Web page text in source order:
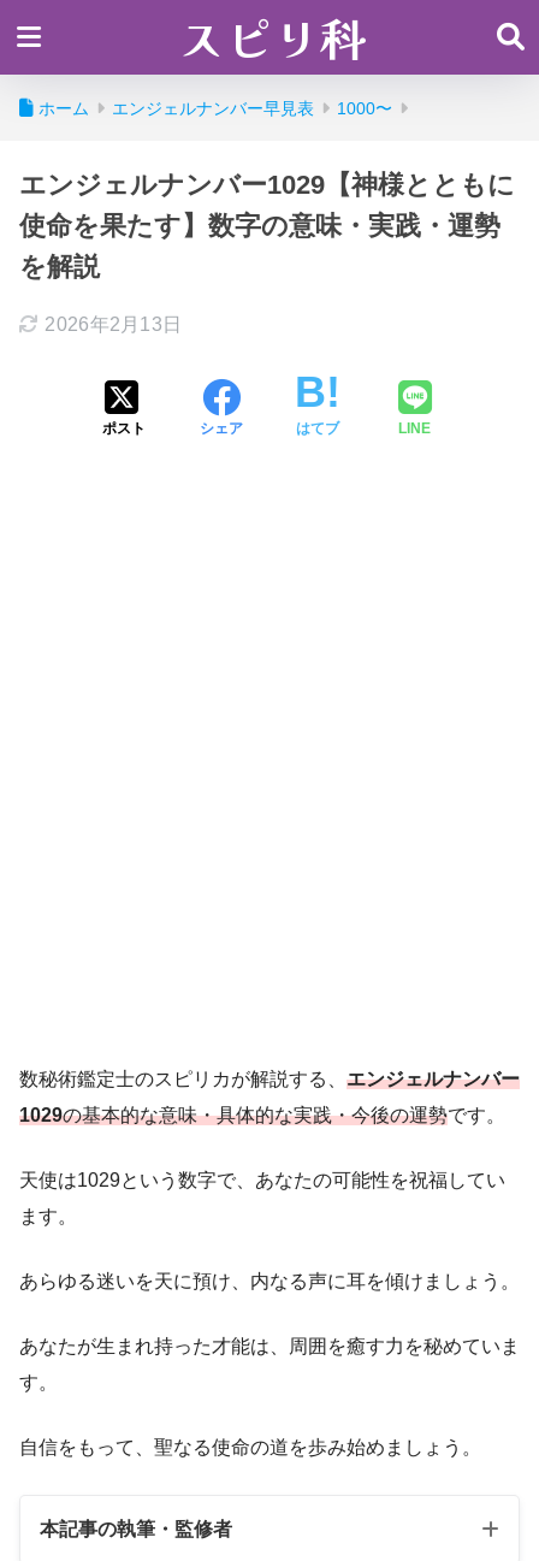
スピリ科
ホーム エンジェルナンバー早見表 1000〜
エンジェルナンバー1029【神様とともに
使命を果たす】数字の意味・実践・運勢
を解説
2026年2月13日
ポスト シェア はてブ LINE
数秘術鑑定士のスピリカが解説する、 エンジェルナンバー
1029の基本的な意味・具体的な実践・今後の運勢です。
天使は1029という数字で、あなたの可能性を祝福してい
ます。
あらゆる迷いを天に預け、内なる声に耳を傾けましょう。
あなたが生まれ持った才能は、周囲を癒す力を秘めていま
す。
自信をもって、聖なる使命の道を歩み始めましょう。
本記事の執筆・監修者